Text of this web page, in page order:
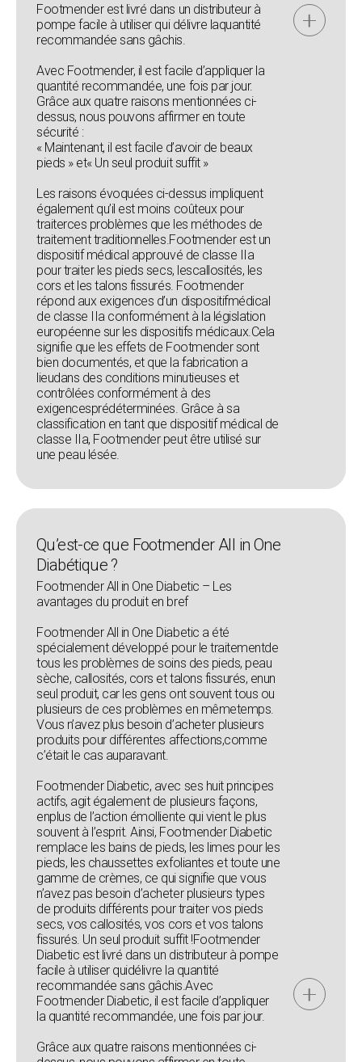
Footmender est livré dans un distributeur à
pompe facile à utiliser qui délivre laquantité
recommandée sans gâchis.
Avec Footmender, il est facile d’appliquer la
quantité recommandée, une fois par jour.
Grâce aux quatre raisons mentionnées ci-
dessus, nous pouvons affirmer en toute
sécurité :
« Maintenant, il est facile d’avoir de beaux
pieds » et« Un seul produit suffit »
Les raisons évoquées ci-dessus impliquent
également qu’il est moins coûteux pour
traiterces problèmes que les méthodes de
traitement traditionnelles.Footmender est un
dispositif médical approuvé de classe IIa
pour traiter les pieds secs, lescallosités, les
cors et les talons fissurés. Footmender
répond aux exigences d’un dispositifmédical
de classe IIa conformément à la législation
européenne sur les dispositifs médicaux.Cela
signifie que les effets de Footmender sont
bien documentés, et que la fabrication a
lieudans des conditions minutieuses et
contrôlées conformément à des
exigencesprédéterminées. Grâce à sa
classification en tant que dispositif médical de
classe IIa, Footmender peut être utilisé sur
une peau lésée.
Qu’est-ce que Footmender All in One
Diabétique ?
Footmender All in One Diabetic – Les
avantages du produit en bref
Footmender All in One Diabetic a été
spécialement développé pour le traitementde
tous les problèmes de soins des pieds, peau
sèche, callosités, cors et talons fissurés, enun
seul produit, car les gens ont souvent tous ou
plusieurs de ces problèmes en mêmetemps.
Vous n’avez plus besoin d’acheter plusieurs
produits pour différentes affections,comme
c’était le cas auparavant.
Footmender Diabetic, avec ses huit principes
actifs, agit également de plusieurs façons,
enplus de l’action émolliente qui vient le plus
souvent à l’esprit. Ainsi, Footmender Diabetic
remplace les bains de pieds, les limes pour les
pieds, les chaussettes exfoliantes et toute une
gamme de crèmes, ce qui signifie que vous
n’avez pas besoin d’acheter plusieurs types
de produits différents pour traiter vos pieds
secs, vos callosités, vos cors et vos talons
fissurés. Un seul produit suffit !Footmender
Diabetic est livré dans un distributeur à pompe
facile à utiliser quidélivre la quantité
recommandée sans gâchis.Avec
Footmender Diabetic, il est facile d’appliquer
la quantité recommandée, une fois par jour.
Grâce aux quatre raisons mentionnées ci-